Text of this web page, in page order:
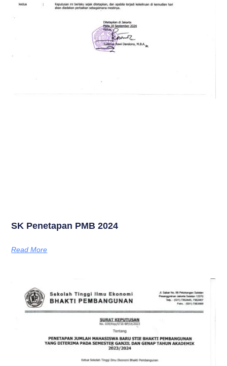
SK Penetapan PMB 2024
Read More